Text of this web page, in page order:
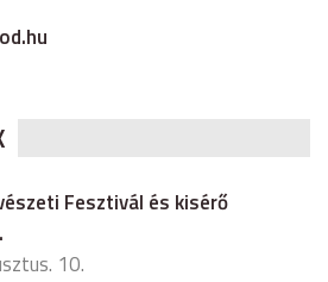
Fesztivál és kisérő
10.